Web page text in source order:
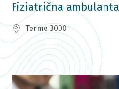
Fiziatrična ambulanta
Terme 3000